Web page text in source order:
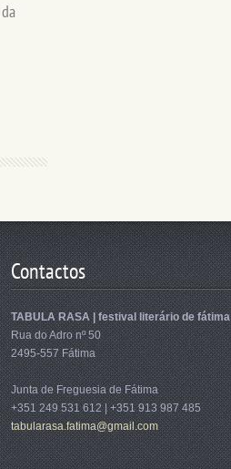
Contactos
TABULA RASA | festival literário de fátima
Rua do Adro nº 50
2495-557 Fátima
Junta de Freguesia de Fátima
+351 249 531 612 | +351 913 987 485
tabularasa.fatima@gmail.com